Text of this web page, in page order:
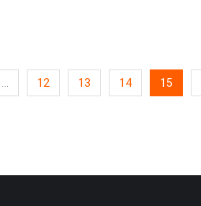
12 13 14 15